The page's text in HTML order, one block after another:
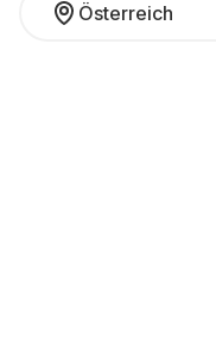
Österreich